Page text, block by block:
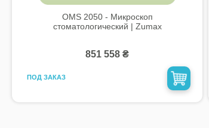
OMS 2050 - Микроскоп
стоматологический | Zumax
851 558 ₴
ПОД ЗАКАЗ